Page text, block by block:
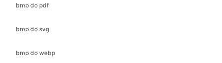
bmp do webp
cr2 do bmp
cr2 do jfif